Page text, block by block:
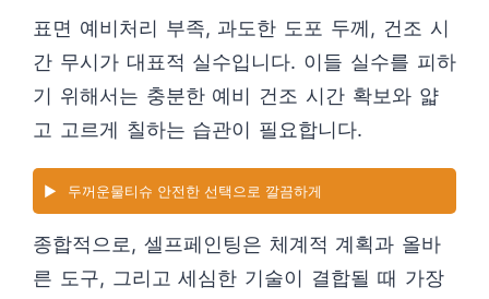
표면 예비처리 부족, 과도한 도포 두께, 건조 시
간 무시가 대표적 실수입니다. 이들 실수를 피하
기 위해서는 충분한 예비 건조 시간 확보와 얇
고 고르게 칠하는 습관이 필요합니다.
▶️ 두꺼운물티슈 안전한 선택으로 깔끔하게
종합적으로, 셀프페인팅은 체계적 계획과 올바
른 도구, 그리고 세심한 기술이 결합될 때 가장